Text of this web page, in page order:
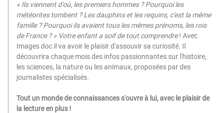
« Ils viennent d'où, les premiers hommes ? Pourquoi les
météorites tombent ? Les dauphins et les requins, c'est la même
famille ? Pourquoi ils avaient tous les mêmes prénoms, les rois
de France ? » Votre enfant a soif de tout comprendre! Avec
Images doc il va avoir le plaisir d'assouvir sa curiosité. Il
découvrira chaque mois des infos passionnantes sur l'histoire,
les sciences, la nature ou les animaux, proposées par des
journalistes spécialisés.
Tout un monde de connaissances s'ouvre à lui, avec le plaisir de
la lecture en plus !